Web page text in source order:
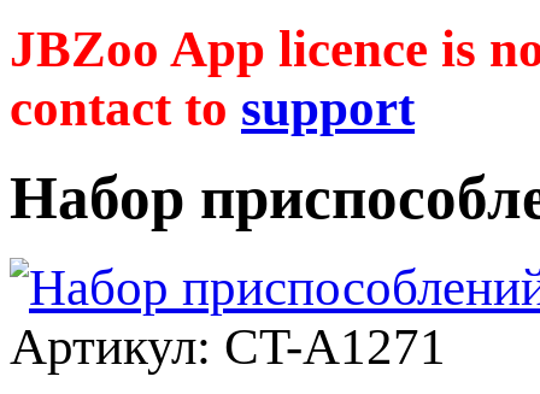
JBZoo App licence is
contact to support
Набор
Артикул: CT-A1271